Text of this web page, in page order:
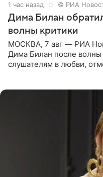
1 час назад © РИА
Дима Билан
волны критики
МОСКВА, 7 авг — РИА
Дима Билан после волны
слушателям в любви,